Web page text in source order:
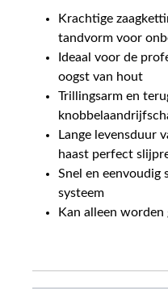
Krachtige
tandvorm voor
Ideaal voor de
oogst van hout
Trillingsarm en
Lange levensduur
haast perfect
Snel en eenvoudig
systeem
Kan alleen worden